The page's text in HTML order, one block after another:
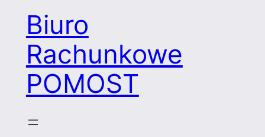
Biuro
Rachunkowe
POMOST